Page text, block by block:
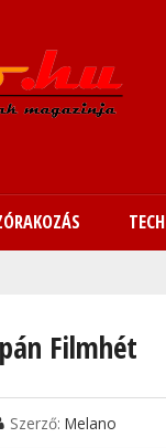
TECH
Filmhét
Szerző: Melano